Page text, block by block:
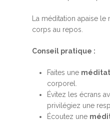
La méditation apaise
corps au repos.
Conseil pratique :
Faites une
corporel.
Évitez les écrans
privilégiez une
Écoutez une